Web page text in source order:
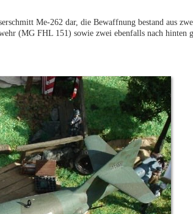
Me-262 dar, die Bewaffnung bestand aus
(MG FHL 151) sowie zwei ebenfalls nach hinten